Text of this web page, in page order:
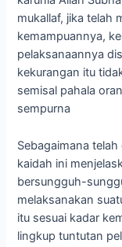
mukallaf, jika telah
kemampuannya,
pelaksanaannya
kekurangan itu
semisal pahala
sempurna
Sebagaimana
kaidah ini
bersungguh-
melaksanakan
itu sesuai kadar
lingkup tuntutan